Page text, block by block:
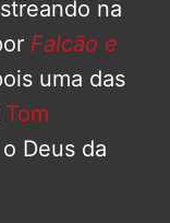
na
Falcão e
uma das
Tom
Deus da